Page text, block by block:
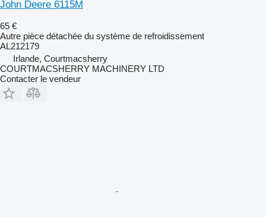
John Deere 6115M
65 €
Autre pièce détachée du système de refroidissement
AL212179
Irlande, Courtmacsherry
COURTMACSHERRY MACHINERY LTD
Contacter le vendeur